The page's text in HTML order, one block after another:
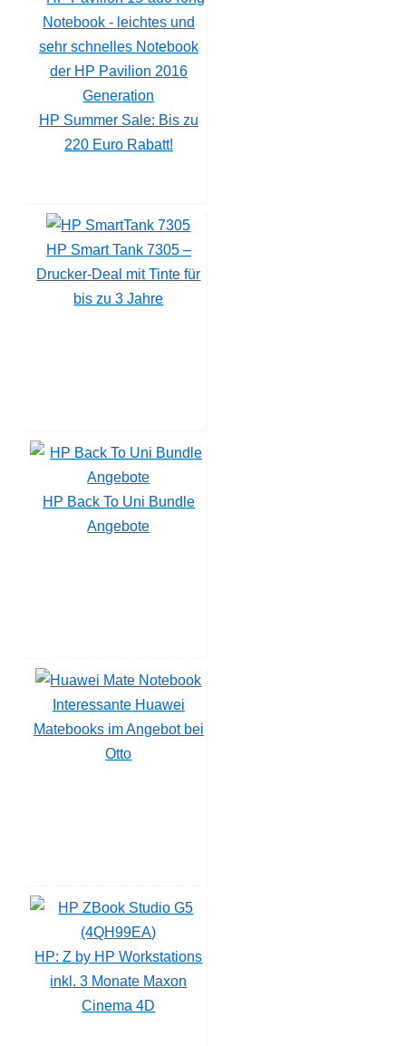
HP Summer Sale: Bis zu
220 Euro Rabatt!
HP Smart Tank 7305 –
Drucker-Deal mit Tinte für
bis zu 3 Jahre
HP Back To Uni Bundle
Angebote
Interessante Huawei
Matebooks im Angebot bei
Otto
HP: Z by HP Workstations
inkl. 3 Monate Maxon
Cinema 4D